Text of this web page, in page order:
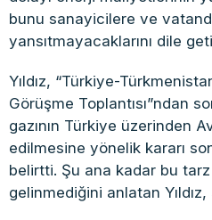
bunu sanayicilere ve
yansıtmayacaklarını dile
Yıldız, “Türkiye-
Görüşme Toplantısı”ndan
gazının Türkiye üzerinden
edilmesine yönelik kararı
belirtti. Şu ana kadar bu
gelinmediğini anlatan